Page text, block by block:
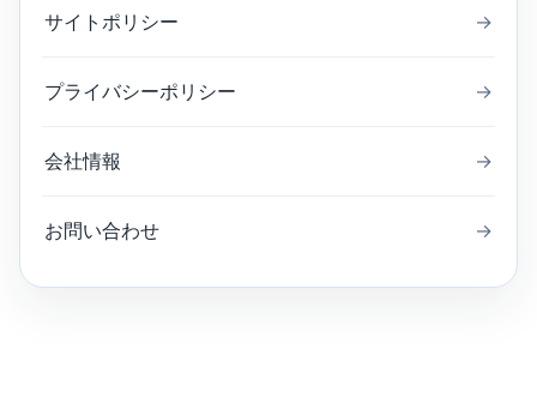
サイトポリシー →
プライバシーポリシー →
会社情報 →
お問い合わせ →